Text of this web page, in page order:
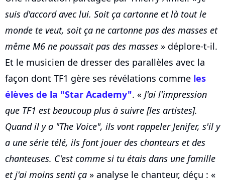
suis d'accord avec lui. Soit ça cartonne et là tout le
monde te veut, soit ça ne cartonne pas des masses et
même M6 ne poussait pas des masses » déplore-t-il.
Et le musicien de dresser des parallèles avec la
façon dont TF1 gère ses révélations comme les
élèves de la "Star Academy". « J'ai l'impression
que TF1 est beaucoup plus à suivre [les artistes].
Quand il y a "The Voice", ils vont rappeler Jenifer, s'il y
a une série télé, ils font jouer des chanteurs et des
chanteuses. C'est comme si tu étais dans une famille
et j'ai moins senti ça » analyse le chanteur, déçu : «